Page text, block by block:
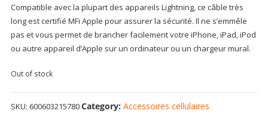
Compatible avec la plupart des appareils Lightning, ce câble très
long est certifié MFi Apple pour assurer la sécurité. Il ne s’emmêle
pas et vous permet de brancher facilement votre iPhone, iPad, iPod
ou autre appareil d’Apple sur un ordinateur ou un chargeur mural.
Out of stock
SKU: 600603215780Category: Accessoires cellulaires